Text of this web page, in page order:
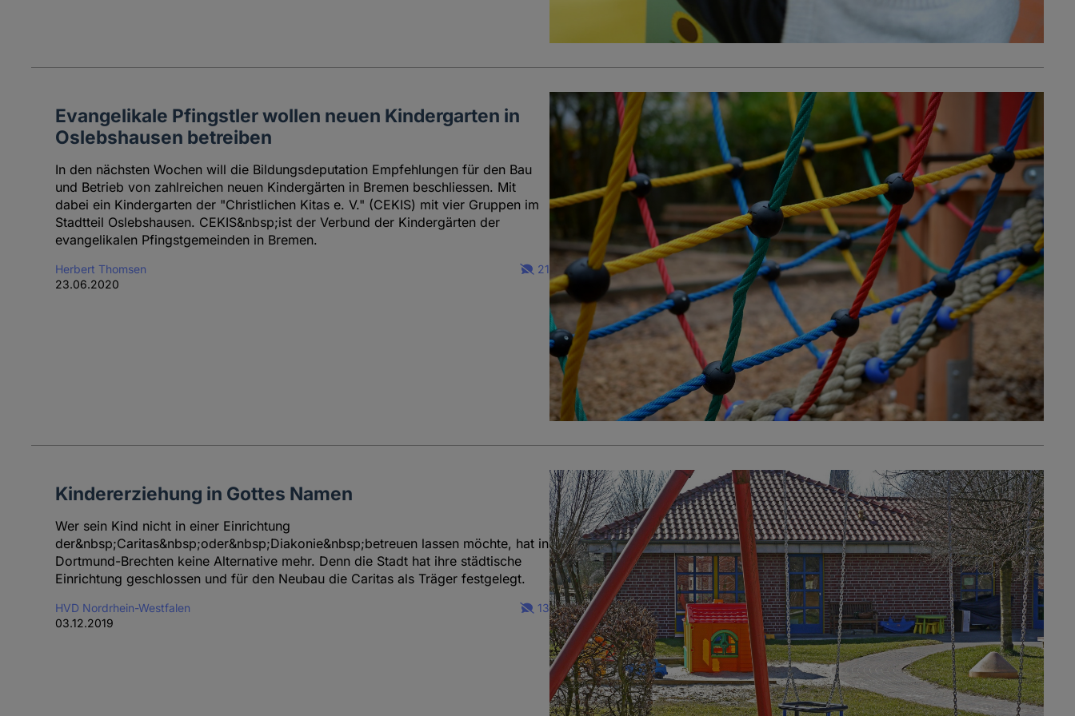
Evangelikale Pfingstler wollen neuen Kindergarten in
Oslebshausen betreiben
In den nächsten Wochen will die Bildungsdeputation Empfehlungen für den Bau
und Betrieb von zahlreichen neuen Kindergärten in Bremen beschliessen. Mit
dabei ein Kindergarten der "Christlichen Kitas e. V." (CEKIS) mit vier Gruppen im
Stadtteil Oslebshausen. CEKIS&nbsp;ist der Verbund der Kindergärten der
evangelikalen Pfingstgemeinden in Bremen.
Herbert Thomsen
23.06.2020
21
Kindererziehung in Gottes Namen
Wer sein Kind nicht in einer Einrichtung
der&nbsp;Caritas&nbsp;oder&nbsp;Diakonie&nbsp;betreuen lassen möchte, hat in
Dortmund-Brechten keine Alternative mehr. Denn die Stadt hat ihre städtische
Einrichtung geschlossen und für den Neubau die Caritas als Träger festgelegt.
HVD Nordrhein-Westfalen
03.12.2019
13